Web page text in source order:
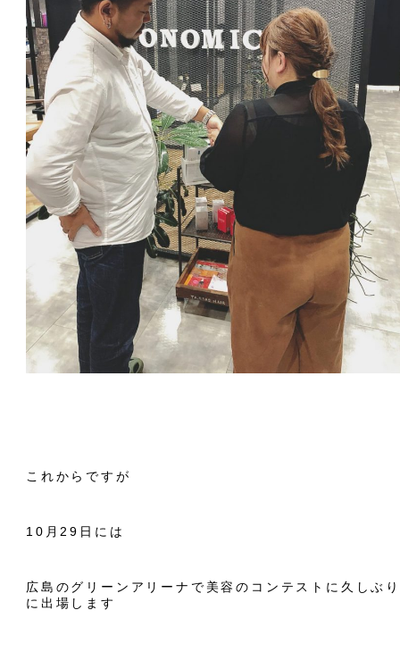
これからですが
10月29日には
広島のグリーンアリーナで美容のコンテストに久しぶり
に出場します